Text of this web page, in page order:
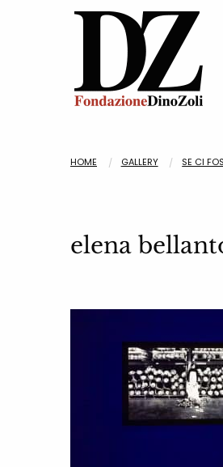
HOME GALLERY SE CI
elena